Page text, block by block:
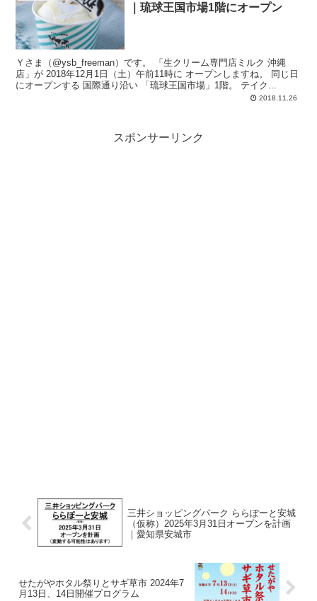
｜琉球王国市場1階にオープン
Ｙさま（@ysb_freeman）です。 「生クリーム専門店ミルク 沖縄
店」が 2018年12月1日（土）午前11時に オープンしますね。 同じ日
にオープンする 国際通り沿い 「琉球王国市場」1階。 テイク...
2018.11.26
スポンサーリンク
三井ショッピングパーク ららぽーと安城
（仮称）2025年3月31日オープンを計画
｜愛知県安城市
せたがやホタル祭りとサギ草市 2024年7
月13日、14日開催プログラム